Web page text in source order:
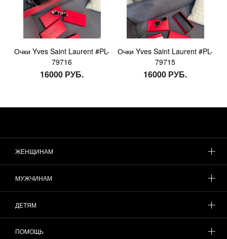
Очки Yves Saint Laurent #PL-
79716
16000 РУБ.
Очки Yves Saint Laurent #PL-
79715
16000 РУБ.
ЖЕНЩИНАМ
МУЖЧИНАМ
ДЕТЯМ
ПОМОЩЬ